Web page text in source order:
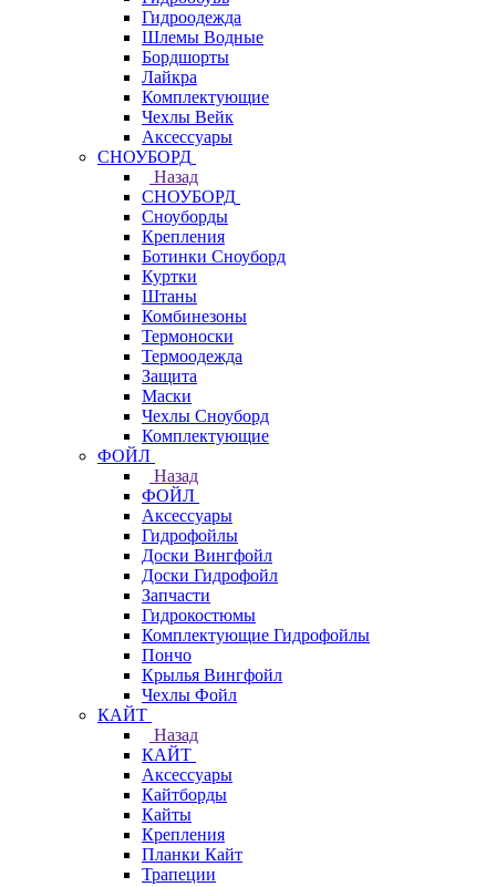
Гидроодежда
Шлемы Водные
Бордшорты
Лайкра
Комплектующие
Чехлы Вейк
Аксессуары
СНОУБОРД
Назад
СНОУБОРД
Сноуборды
Крепления
Ботинки Сноуборд
Куртки
Штаны
Комбинезоны
Термоноски
Термоодежда
Защита
Маски
Чехлы Сноуборд
Комплектующие
ФОЙЛ
Назад
ФОЙЛ
Аксессуары
Гидрофойлы
Доски Вингфойл
Доски Гидрофойл
Запчасти
Гидрокостюмы
Комплектующие Гидрофойлы
Пончо
Крылья Вингфойл
Чехлы Фойл
КАЙТ
Назад
КАЙТ
Аксессуары
Кайтборды
Кайты
Крепления
Планки Кайт
Трапеции